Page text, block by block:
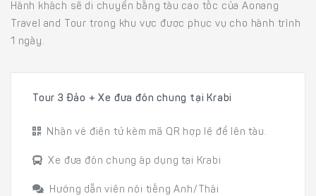
Hành khách sẽ di chuyển bằng tàu cao tốc của Aonang
Travel and Tour trong khu vực được phục vụ cho hành trình
1 ngày.
Tour 3 Đảo + Xe đưa đón chung tại Krabi
Nhận vé điện tử kèm mã QR hợp lệ để lên tàu.
Xe đưa đón chung áp dụng tại Krabi
Hướng dẫn viên nói tiếng Anh/Thái